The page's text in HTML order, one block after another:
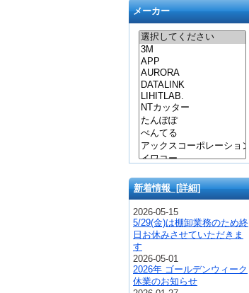
メーカー
新着情報 [詳細]
2026-05-15
5/29(金)は棚卸業務のため終
日お休みさせていただきま
す
2026-05-01
2026年 ゴールデンウィーク
休業のお知らせ